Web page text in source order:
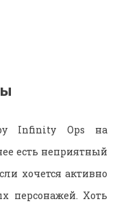
Infinity Ops на
есть неприятный
хочется активно
персонажей. Хоть